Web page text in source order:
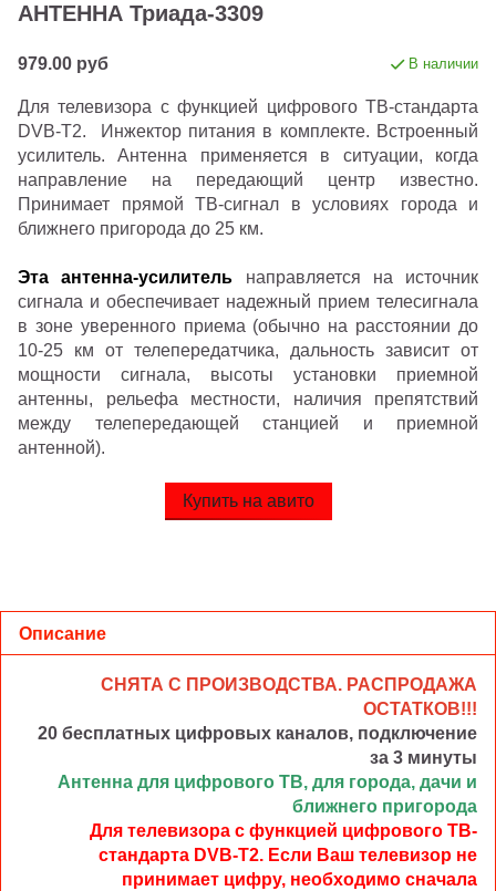
АНТЕННА Триада-3309
979.00 руб В наличии
Для телевизора с функцией цифрового ТВ-стандарта
DVB-T2. Инжектор питания в комплекте. Встроенный
усилитель. Антенна применяется в ситуации, когда
направление на передающий центр известно.
Принимает прямой ТВ-сигнал в условиях города и
ближнего пригорода до 25 км.
Эта антенна-усилитель направляется на источник
сигнала и обеспечивает надежный прием телесигнала
в зоне уверенного приема (обычно на расстоянии до
10-25 км от телепередатчика, дальность зависит от
мощности сигнала, высоты установки приемной
антенны, рельефа местности, наличия препятствий
между телепередающей станцией и приемной
антенной).
Купить на авито
Описание
СНЯТА С ПРОИЗВОДСТВА. РАСПРОДАЖА
ОСТАТКОВ!!!
20 бесплатных цифровых каналов, подключение
за 3 минуты
Антенна для цифрового ТВ, для города, дачи и
ближнего пригорода
Для телевизора с функцией цифрового ТВ-
стандарта DVB-T2. Если Ваш телевизор не
принимает цифру, необходимо сначала